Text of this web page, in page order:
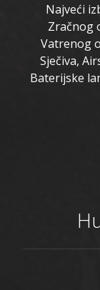
Najveći
Zračnog
Vatrenog
Sječiva,
Baterijske